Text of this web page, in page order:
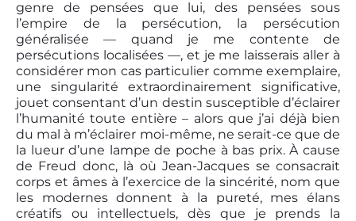
genre de pensées que lui, des pensées sous
l’empire de la persécution, la persécution
généralisée — quand je me contente de
persécutions localisées —, et je me laisserais aller à
considérer mon cas particulier comme exemplaire,
une singularité extraordinairement significative,
jouet consentant d’un destin susceptible d’éclairer
l’humanité toute entière – alors que j’ai déjà bien
du mal à m’éclairer moi-même, ne serait-ce que de
la lueur d’une lampe de poche à bas prix. À cause
de Freud donc, là où Jean-Jacques se consacrait
corps et âmes à l’exercice de la sincérité, nom que
les modernes donnent à la pureté, mes élans
créatifs ou intellectuels, dès que je prends la